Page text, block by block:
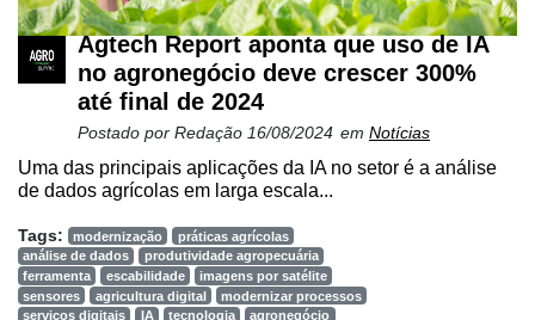
Agtech Report aponta que uso de IA
no agronegócio deve crescer 300%
até final de 2024
Postado por Redação 16/08/2024 em Notícias
Uma das principais aplicações da IA no setor é a análise
de dados agrícolas em larga escala...
Tags: modernização
práticas agrícolas
análise de dados
produtividade agropecuária
ferramenta
escabilidade
imagens por satélite
sensores
agricultura digital
modernizar processos
serviços digitais
IA tecnologia agronegócio